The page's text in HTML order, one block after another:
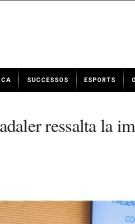
SUCCESSOS ESPORTS
ressalta la